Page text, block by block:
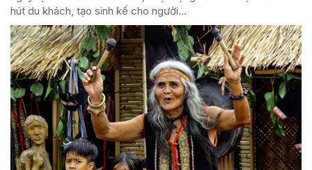
hút du khách, tạo sinh kế cho người...